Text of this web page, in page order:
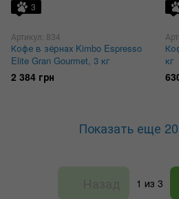
3
Артикул: 834
Кофе в зёрнах Kimbo Espresso
Elite Gran Gourmet, 3 кг
2 384 грн
кг
Показать еще
1 из 3